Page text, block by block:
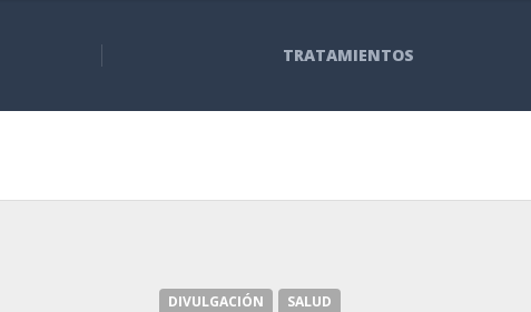
TRATAMIENTOS
DIVULGACIÓN SALUD